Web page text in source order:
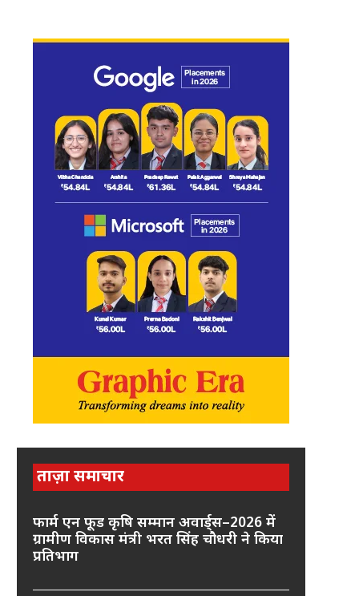
ताज़ा समाचार
फार्म एन फूड कृषि सम्मान अवार्ड्स–2026 में
ग्रामीण विकास मंत्री भरत सिंह चौधरी ने किया
प्रतिभाग